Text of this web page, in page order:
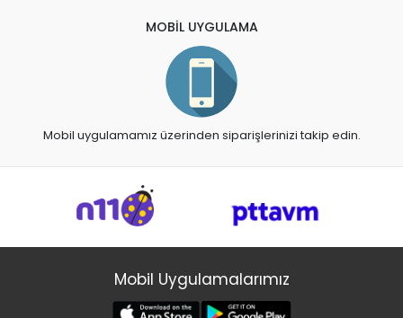
MOBİL UYGULAMA
Mobil uygulamamız üzerinden siparişlerinizi takip edin.
Mobil Uygulamalarımız